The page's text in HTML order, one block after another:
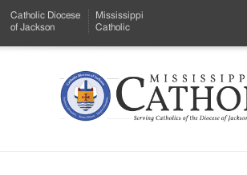
to
Menu
Content
Catholic Diocese
of Jackson
Mississippi
Catholic
Mississippi